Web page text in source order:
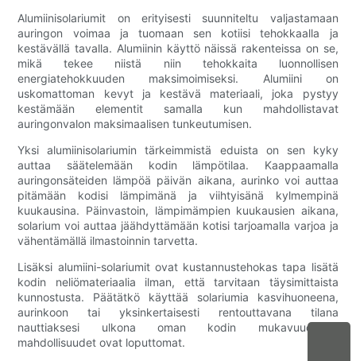
Alumiinisolariumit on erityisesti suunniteltu valjastamaan
auringon voimaa ja tuomaan sen kotiisi tehokkaalla ja
kestävällä tavalla. Alumiinin käyttö näissä rakenteissa on se,
mikä tekee niistä niin tehokkaita luonnollisen
energiatehokkuuden maksimoimiseksi. Alumiini on
uskomattoman kevyt ja kestävä materiaali, joka pystyy
kestämään elementit samalla kun mahdollistavat
auringonvalon maksimaalisen tunkeutumisen.
Yksi alumiinisolariumin tärkeimmistä eduista on sen kyky
auttaa säätelemään kodin lämpötilaa. Kaappaamalla
auringonsäteiden lämpöä päivän aikana, aurinko voi auttaa
pitämään kodisi lämpimänä ja viihtyisänä kylmempinä
kuukausina. Päinvastoin, lämpimämpien kuukausien aikana,
solarium voi auttaa jäähdyttämään kotisi tarjoamalla varjoa ja
vähentämällä ilmastoinnin tarvetta.
Lisäksi alumiini-solariumit ovat kustannustehokas tapa lisätä
kodin neliömateriaalia ilman, että tarvitaan täysimittaista
kunnostusta. Päätätkö käyttää solariumia kasvihuoneena,
aurinkoon tai yksinkertaisesti rentouttavana tilana
nauttiaksesi ulkona oman kodin mukavuudesta,
mahdollisuudet ovat loputtomat.